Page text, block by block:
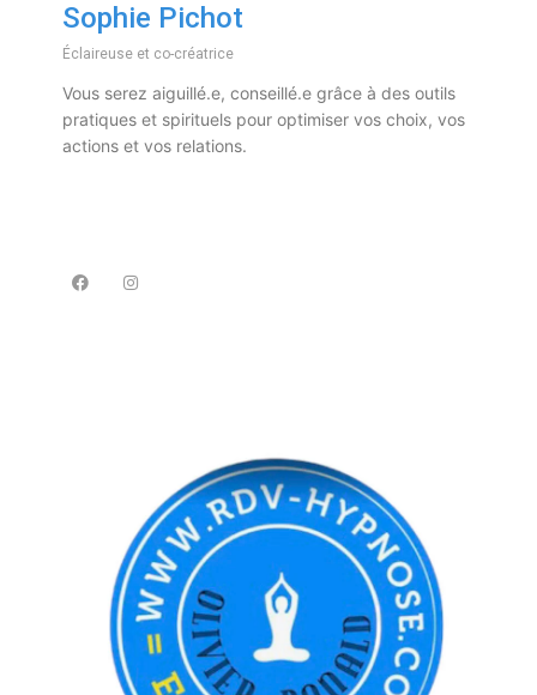
Sophie Pichot
Éclaireuse et co-créatrice
Vous serez aiguillé.e, conseillé.e grâce à des outils
pratiques et spirituels pour optimiser vos choix, vos
actions et vos relations.